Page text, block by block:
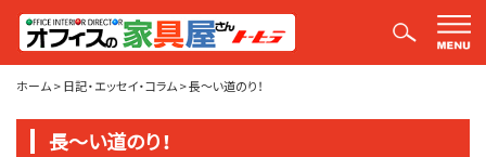
平山社長のブログ【釣りばかり日誌】
ホーム>日記・エッセイ・コラム>長～い道のり！
長～い道のり！